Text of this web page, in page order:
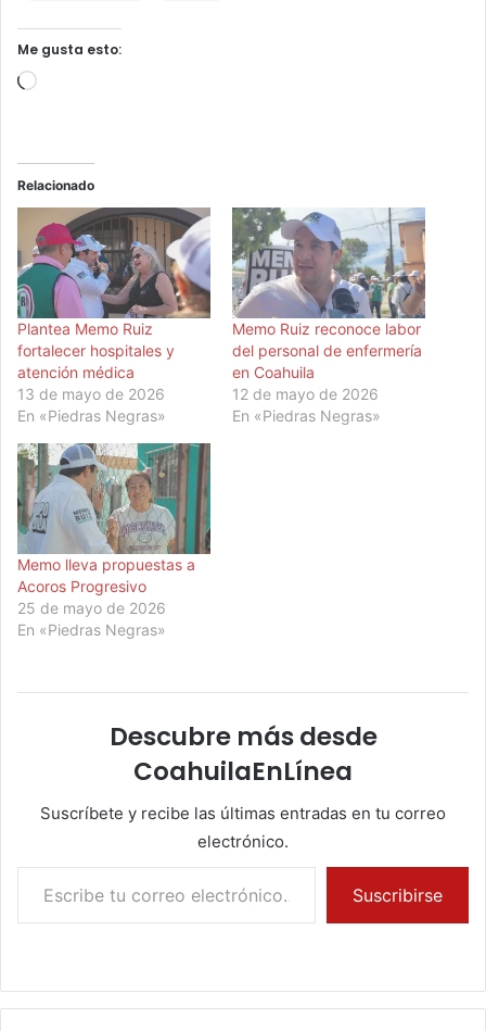
Me gusta esto:
Cargando...
Relacionado
Plantea Memo Ruiz
fortalecer hospitales y
atención médica
13 de mayo de 2026
En «Piedras Negras»
Memo Ruiz reconoce labor
del personal de enfermería
en Coahuila
12 de mayo de 2026
En «Piedras Negras»
Memo lleva propuestas a
Acoros Progresivo
25 de mayo de 2026
En «Piedras Negras»
Descubre más desde
CoahuilaEnLínea
Suscríbete y recibe las últimas entradas en tu correo
electrónico.
Escribe tu correo electrónico…
Suscribirse